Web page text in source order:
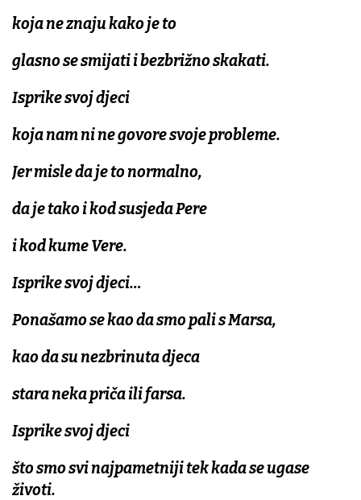
koja ne znaju kako je to
glasno se smijati i bezbrižno skakati.
Isprike svoj djeci
koja nam ni ne govore svoje probleme.
Jer misle da je to normalno,
da je tako i kod susjeda Pere
i kod kume Vere.
Isprike svoj djeci…
Ponašamo se kao da smo pali s Marsa,
kao da su nezbrinuta djeca
stara neka priča ili farsa.
Isprike svoj djeci
što smo svi najpametniji tek kada se ugase
životi.